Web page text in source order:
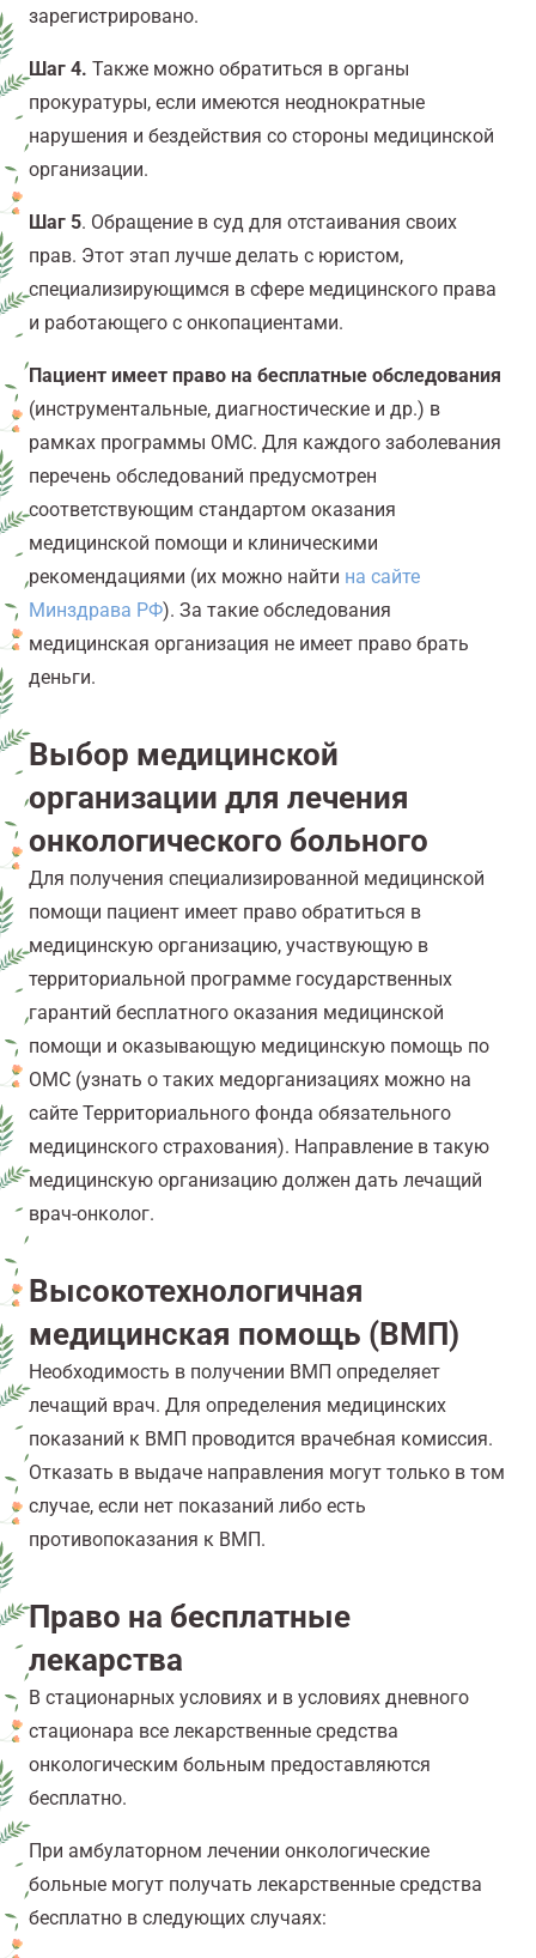
зарегистрировано.
Шаг 4. Также можно обратиться в органы
прокуратуры, если имеются неоднократные
нарушения и бездействия со стороны медицинской
организации.
Шаг 5. Обращение в суд для отстаивания своих
прав. Этот этап лучше делать с юристом,
специализирующимся в сфере медицинского права
и работающего с онкопациентами.
Пациент имеет право на бесплатные обследования
(инструментальные, диагностические и др.) в
рамках программы ОМС. Для каждого заболевания
перечень обследований предусмотрен
соответствующим стандартом оказания
медицинской помощи и клиническими
рекомендациями (их можно найти на сайте
Минздрава РФ). За такие обследования
медицинская организация не имеет право брать
деньги.
Выбор медицинской
организации для лечения
онкологического больного
Для получения специализированной медицинской
помощи пациент имеет право обратиться в
медицинскую организацию, участвующую в
территориальной программе государственных
гарантий бесплатного оказания медицинской
помощи и оказывающую медицинскую помощь по
ОМС (узнать о таких медорганизациях можно на
сайте Территориального фонда обязательного
медицинского страхования). Направление в такую
медицинскую организацию должен дать лечащий
врач-онколог.
Высокотехнологичная
медицинская помощь (ВМП)
Необходимость в получении ВМП определяет
лечащий врач. Для определения медицинских
показаний к ВМП проводится врачебная комиссия.
Отказать в выдаче направления могут только в том
случае, если нет показаний либо есть
противопоказания к ВМП.
Право на бесплатные
лекарства
В стационарных условиях и в условиях дневного
стационара все лекарственные средства
онкологическим больным предоставляются
бесплатно.
При амбулаторном лечении онкологические
больные могут получать лекарственные средства
бесплатно в следующих случаях: